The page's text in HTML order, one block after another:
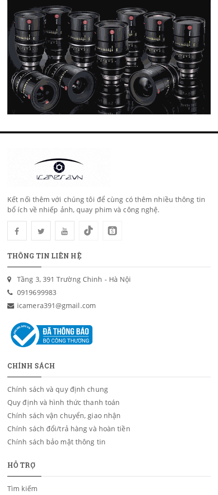
Kết nối thêm với chúng tôi để cùng có thêm nhiều thông tin
bổ ích về nhiếp ảnh, quay phim và công nghệ.
THÔNG TIN LIÊN HỆ
Tầng 3, 391 Trường Chinh - Hà Nội
0919699983
icamera391@gmail.com
CHÍNH SÁCH
Chính sách và quy định chung
Quy định và hình thức thanh toán
Chính sách vận chuyển, giao nhận
Chính sách đổi/trả hàng và hoàn tiền
Chính sách bảo mật thông tin
HỖ TRỢ
Tìm kiếm